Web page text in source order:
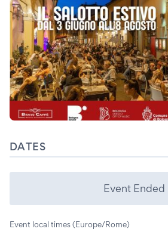
DATES
Event Ended
Event local times (Europe/Rome)